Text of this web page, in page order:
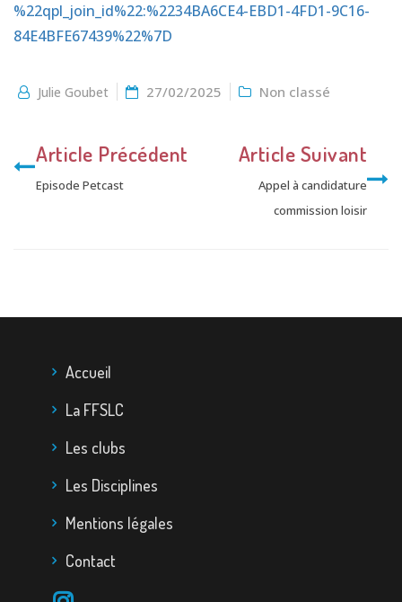
%22qpl_join_id%22:%2234BA6CE4-EBD1-4FD1-9C16-
84E4BFE67439%22%7D
Julie Goubet 27/02/2025 Non classé
Article Précédent
Episode Petcast
Article Suivant
Appel à candidature
commission loisir
Accueil
La FFSLC
Les clubs
Les Disciplines
Mentions légales
Contact